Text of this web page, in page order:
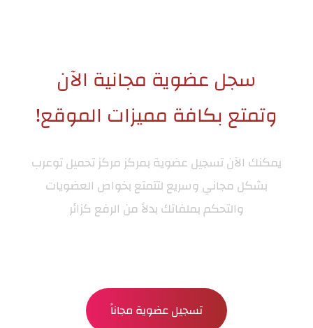
سجل عضوية مجانية الآن
وتمتع بكافة مميزات الموقع!
يمكنك الآن تسجيل عضوية بمركزمركز تحميل توعرب
بشكل مجاني وسريع لتتمتع بخواص العضويات
والتحكم بملفاتك بدلاً من الرفع كزائر
تسجيل عضوية مجاناً